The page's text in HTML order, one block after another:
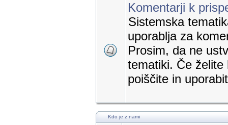
Komentarji k
Sistemska
uporablja za
Prosim, da ne
tematiki. Če želite
poiščite in
Kdo je z nami